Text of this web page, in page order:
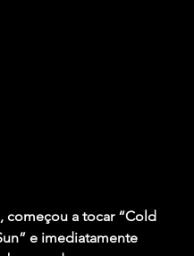
começou a tocar “Cold
e imediatamente